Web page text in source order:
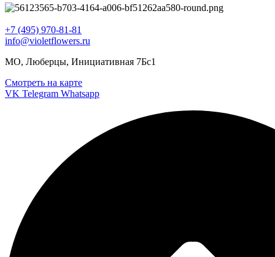
+7 (495) 970-81-81
info@violetflowers.ru
МО, Люберцы, Инициативная 7Бс1
Смотреть на карте
VK Telegram Whatsapp